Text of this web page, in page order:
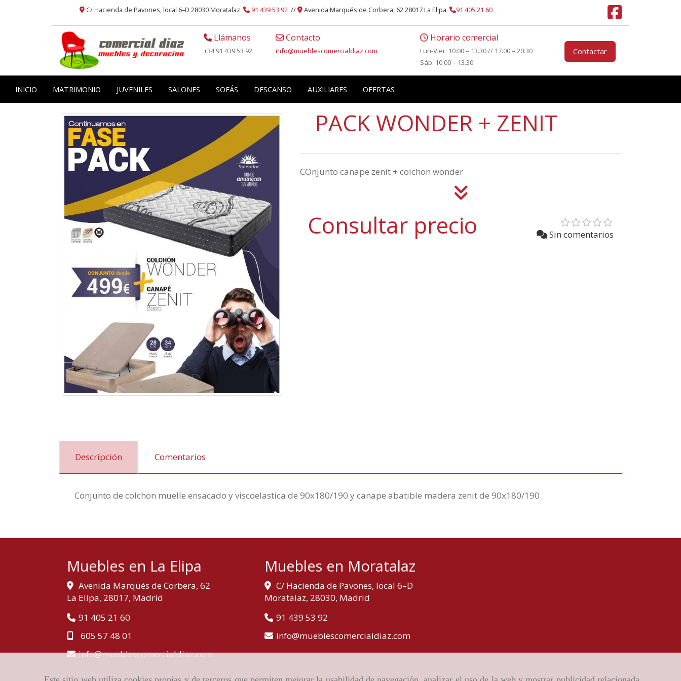
C/ Hacienda de Pavones, local 6–D 28030 Moratalaz 91 439 53 92 // Avenida Marqués de Corbera, 62 28017 La Elipa 91 405 21 60
Llámanos
+34 91 439 53 92
Contacto
info mueblescomercialdiaz.com
Horario comercial
Lun-Vier: 10:00 – 13.30 // 17.00 – 20:30
Sáb: 10:00 – 13.30
Contactar
INICIO MATRIMONIO JUVENILES SALONES SOFÁS DESCANSO AUXILIARES OFERTAS
PACK WONDER + ZENIT
COnjunto canape zenit + colchon wonder
Consultar precio Sin comentarios
Descripción Comentarios
Conjunto de colchon muelle ensacado y viscoelastica de 90x180/190 y canape abatible madera zenit de 90x180/190.
Muebles en La Elipa
Avenida Marqués de Corbera, 62
La Elipa, 28017, Madrid
91 405 21 60
605 57 48 01
info
mueblescomercialdiaz.com
Muebles en Moratalaz
C/ Hacienda de Pavones, local 6–D
Moratalaz, 28030, Madrid
91 439 53 92
info
mueblescomercialdiaz.com